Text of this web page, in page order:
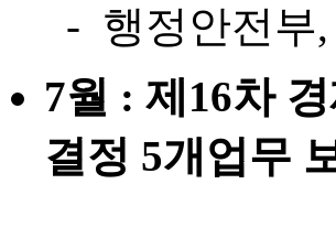
- 행정안전부
7월 : 제16차
결정 5개업무